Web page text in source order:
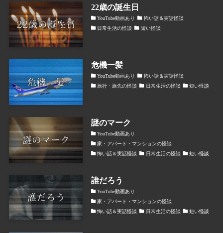
22歳の誕生日
YouTube動画あり
怖い話＆実話怪談
日常生活の怪談
短い怪談
危機一髪
YouTube動画あり
怖い話＆実話怪談
旅行・旅先の怪談
日常生活の怪談 短い怪談
謎のマーク
YouTube動画あり
家・アパート・マンションの怪談
怖い話＆実話怪談
日常生活の怪談 短い怪談
誰だろう
YouTube動画あり
家・アパート・マンションの怪談
怖い話＆実話怪談
日常生活の怪談 短い怪談